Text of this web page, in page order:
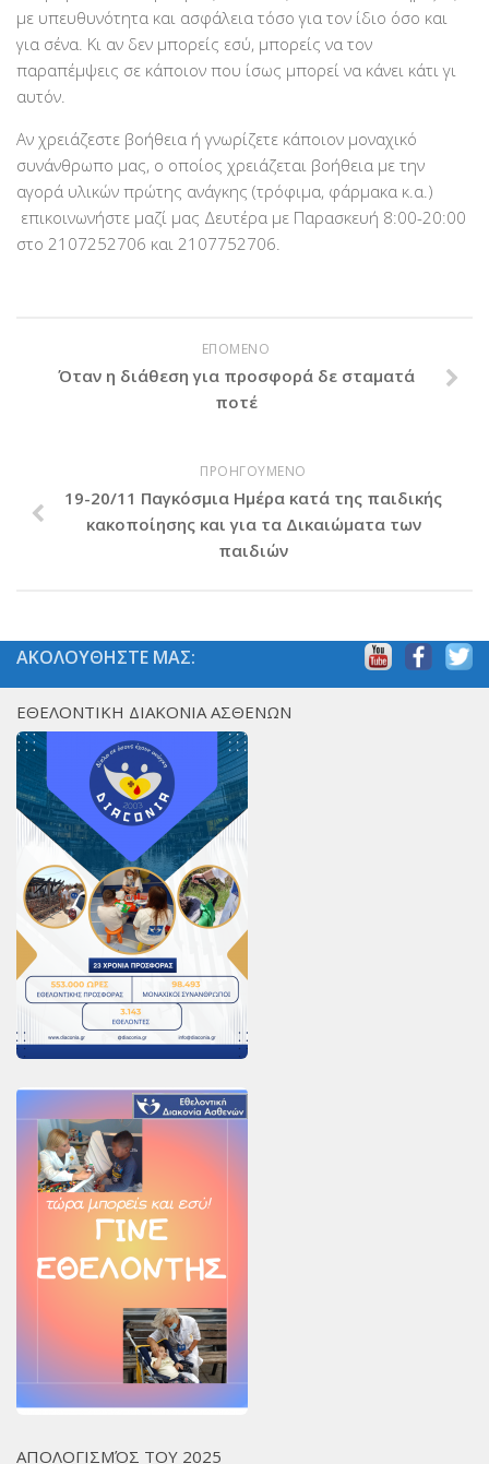
Χορηγοί Επικοινωνίας
Επικοινωνία
με υπευθυνότητα και ασφάλεια τόσο για τον ίδιο όσο και
για σένα. Κι αν δεν μπορείς εσύ, μπορείς να τον
παραπέμψεις σε κάποιον που ίσως μπορεί να κάνει κάτι γι
αυτόν.
Αν χρειάζεστε βοήθεια ή γνωρίζετε κάποιον μοναχικό
συνάνθρωπο μας, ο οποίος χρειάζεται βοήθεια με την
αγορά υλικών πρώτης ανάγκης (τρόφιμα, φάρμακα κ.α.)
επικοινωνήστε μαζί μας Δευτέρα με Παρασκευή 8:00-20:00
στο 2107252706 και 2107752706.
ΕΠΟΜΕΝΟ
Όταν η διάθεση για προσφορά δε σταματά
ποτέ
ΠΡΟΗΓΟΥΜΕΝΟ
19-20/11 Παγκόσμια Ημέρα κατά της παιδικής
κακοποίησης και για τα Δικαιώματα των
παιδιών
ΑΚΟΛΟΥΘΗΣΤΕ ΜΑΣ:
ΕΘΕΛΟΝΤΙΚΗ ΔΙΑΚΟΝΙΑ ΑΣΘΕΝΩΝ
ΑΠΟΛΟΓΙΣΜΌΣ ΤΟΥ 2025